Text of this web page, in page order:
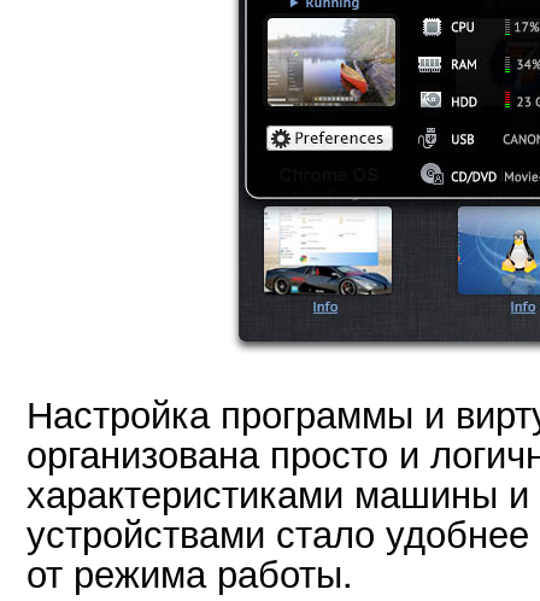
Настройка программы и
организована просто и
характеристиками машины
устройствами стало
от режима работы.